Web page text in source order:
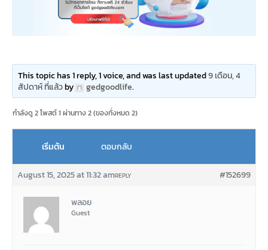
This topic has 1 reply, 1 voice, and was last updated9 เดือน, 4
สัปดาห์ ที่แล้วby gedgoodlife.
กำลังดู 2 โพสต์ 1 ผ่านทาง 2 (ของทั่งหมด 2)
เริ่มต้น ตอบกลับ
August 15, 2025 at 11:32 am #152699
REPLY
พลอย
Guest